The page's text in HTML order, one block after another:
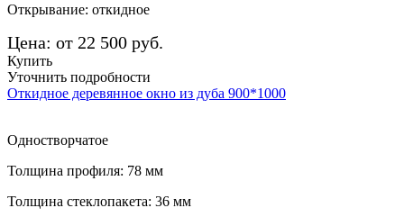
Открывание: откидное
Цена: от 22 500 руб.
Купить
Уточнить подробности
Откидное деревянное окно из дуба 900*1000
Одностворчатое
Толщина профиля: 78 мм
Толщина стеклопакета: 36 мм